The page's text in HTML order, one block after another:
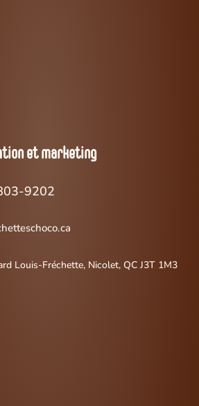
et marketing
9202
Louis-Fréchette, Nicolet, QC J3T 1M3